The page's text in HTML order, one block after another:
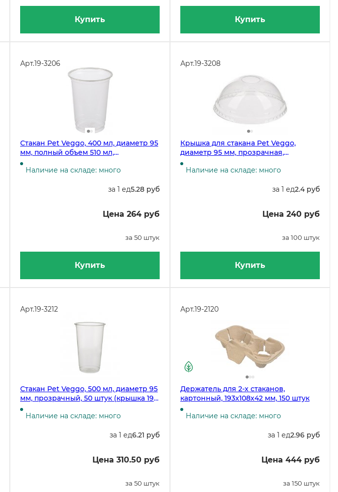
Купить Купить
Арт.19-3206
Стакан Pet Veggo, 400 мл, диаметр 95
мм, полный объем 510 мл,
прозрачный, 50 штук (крышка 19-3207,
19-3208)
Наличие на складе: много
за 1 ед5.28 руб
Цена 264 руб
за 50 штук
Купить
Арт.19-3208
Крышка для стакана Pet Veggo,
диаметр 95 мм, прозрачная,
купольная с отверстием, 100 штук
Наличие на складе: много
за 1 ед2.4 руб
Цена 240 руб
за 100 штук
Купить
Арт.19-3212
Стакан Pet Veggo, 500 мл, диаметр 95
мм, прозрачный, 50 штук (крышка 19-
3207, 19-3208)
Наличие на складе: много
за 1 ед6.21 руб
Цена 310.50 руб
за 50 штук
Арт.19-2120
Держатель для 2-х стаканов,
картонный, 193х108х42 мм, 150 штук
Наличие на складе: много
за 1 ед2.96 руб
Цена 444 руб
за 150 штук